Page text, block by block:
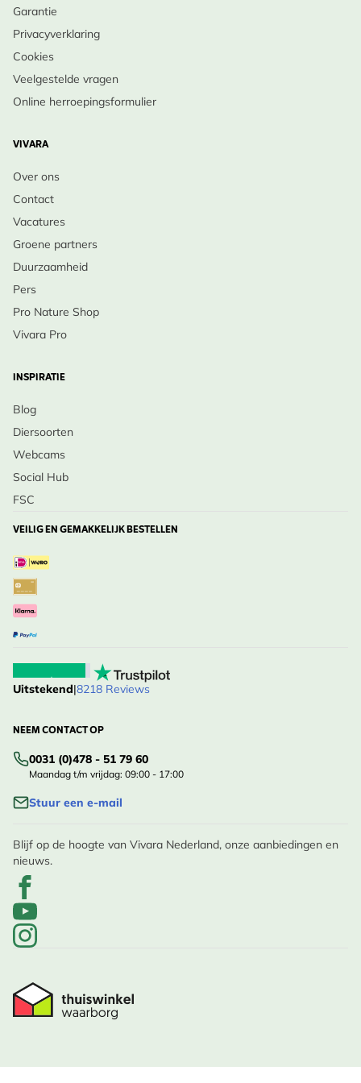
Garantie
Privacyverklaring
Cookies
Veelgestelde vragen
Online herroepingsformulier
VIVARA
Over ons
Contact
Vacatures
Groene partners
Duurzaamheid
Pers
Pro Nature Shop
Vivara Pro
INSPIRATIE
Blog
Diersoorten
Webcams
Social Hub
FSC
VEILIG EN GEMAKKELIJK BESTELLEN
Uitstekend|8218 Reviews
NEEM CONTACT OP
0031 (0)478 - 51 79 60
Maandag t/m vrijdag: 09:00 - 17:00
Stuur een e-mail
Blijf op de hoogte van Vivara Nederland, onze aanbiedingen en
nieuws.